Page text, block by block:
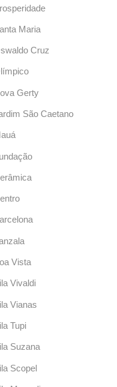
Maria
Cruz
Gerty
São Caetano
Vista
Vivaldi
Vianas
Tupi
Suzana
Scopel